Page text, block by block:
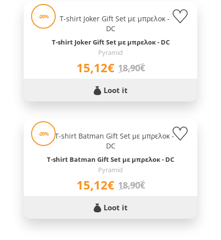
-20%
T-shirt Joker Gift Set με μπρελοκ - DC
Pyramid
15,12€ 18,90€
Loot it
-20%
T-shirt Batman Gift Set με μπρελοκ - DC
Pyramid
15,12€ 18,90€
Loot it